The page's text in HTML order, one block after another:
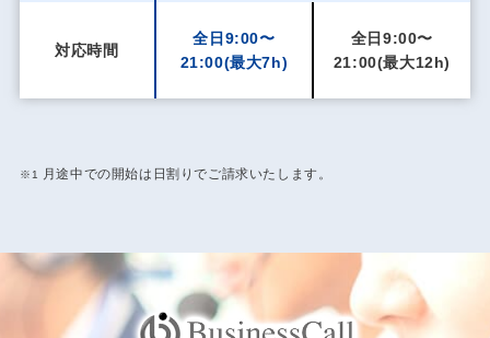
対応時間
全日9:00〜
21:00(最大7h)
全日9:00〜
21:00(最大12h)
※1 月途中での開始は日割りでご請求いたします。